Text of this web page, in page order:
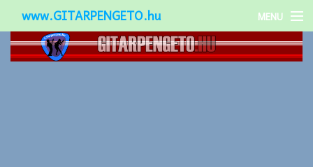
www.GITARPENGETO.hu MENU
Népszerű-